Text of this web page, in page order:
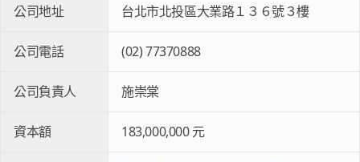
公司地址 台北市北投區大業路１３６號３樓
公司電話 (02) 77370888
公司負責人 施崇棠
資本額 183,000,000 元